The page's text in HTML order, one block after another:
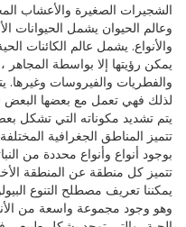
الشجيرات الصغيرة والأعشاب
وعالم الحيوان يشمل الحيوانات
والأنواع. يشمل عالم الكائنات
يمكن رؤيتها إلا بواسطة المجاهر
والفطريات والفيروسات وغيرها.
لذلك فهي تعمل مع بعضها البعض
يتم تشديد مكوناته التي تشكل
تتميز المناطق الجغرافية
بوجود أنواع وأنواع محددة من
تتميز كل منطقة عن المنطقة
يمكننا تعريف مصطلح التنوع
وهو وجود مجموعة واسعة من